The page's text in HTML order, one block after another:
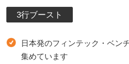
3行ブースト
日本発のフィンテック・ベン
集めています